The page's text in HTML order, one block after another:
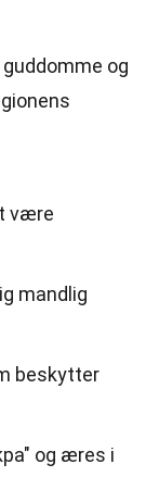
og
være
mandlig
beskytter
og æres i